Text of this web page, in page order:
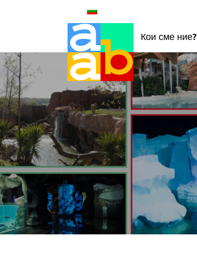
Кои сме ние?